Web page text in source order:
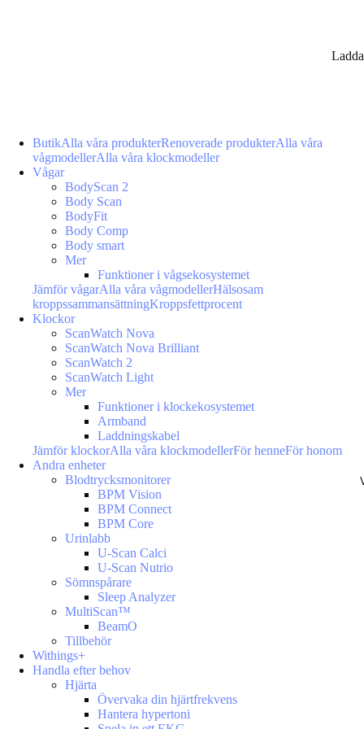
ButikAlla våra produkterRenoverade produkterAlla våra
vågmodellerAlla våra klockmodeller
Vågar
BodyScan 2
Body Scan
BodyFit
Body Comp
Body smart
Mer
Funktioner i vågsekosystemet
Jämför vågarAlla våra vågmodellerHälsosam
kroppssammansättningKroppsfettprocent
Klockor
ScanWatch Nova
ScanWatch Nova Brilliant
ScanWatch 2
ScanWatch Light
Mer
Funktioner i klockekosystemet
Armband
Laddningskabel
Jämför klockorAlla våra klockmodellerFör henneFör honom
Andra enheter
Blodtrycksmonitorer
BPM Vision
BPM Connect
BPM Core
Urinlabb
U-Scan Calci
U-Scan Nutrio
Sömnspårare
Sleep Analyzer
MultiScan™
BeamO
Tillbehör
Withings+
Handla efter behov
Hjärta
Övervaka din hjärtfrekvens
Hantera hypertoni